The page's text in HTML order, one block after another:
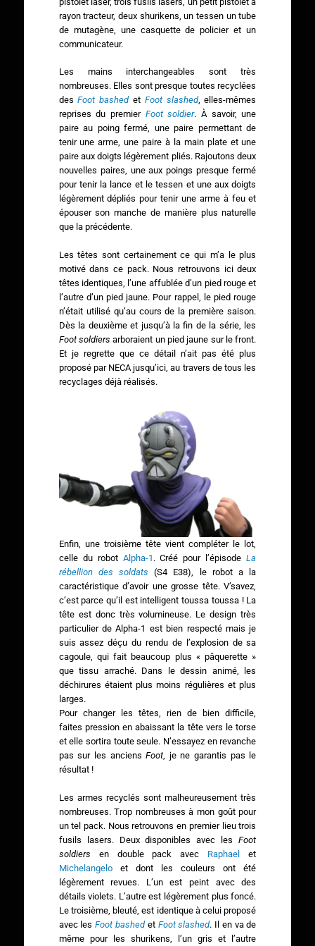
rayon tracteur, deux shurikens, un tessen un tube
de mutagène, une casquette de policier et un
communicateur.
Les mains interchangeables sont très
nombreuses. Elles sont presque toutes recyclées
desFoot bashedet Foot slashed, elles-mêmes
reprises du premier Foot soldier. À savoir, une
paire au poing fermé, une paire permettant de
tenir une arme, une paire à la main plate et une
paire aux doigts légèrement pliés. Rajoutons deux
nouvelles paires, une aux poings presque fermé
pour tenir la lance et le tessen et une aux doigts
légèrement dépliés pour tenir une arme à feu et
épouser son manche de manière plus naturelle
que la précédente.
Les têtes sont certainement ce qui m’a le plus
motivé dans ce pack. Nous retrouvons ici deux
têtes identiques, l’une affublée d’un pied rouge et
l’autre d’un pied jaune. Pour rappel, le pied rouge
n’était utilisé qu’au cours de la première saison.
Dès la deuxième et jusqu’à la fin de la série, les
Foot soldiers arboraient un pied jaune sur le front.
Et je regrette que ce détail n’ait pas été plus
proposé par NECA jusqu’ici, au travers de tous les
recyclages déjà réalisés.
Enfin, une troisième tête vient compléter le lot,
celle du robot Alpha-1 . Créé pour l’épisodeLa
rébellion des soldats (S4 E38), le robot a la
caractéristique d’avoir une grosse tête. V’savez,
c’est parce qu’il est intelligent toussa toussa ! La
tête est donc très volumineuse. Le design très
particulier de Alpha-1 est bien respecté mais je
suis assez déçu du rendu de l’explosion de sa
cagoule, qui fait beaucoup plus « pâquerette »
que tissu arraché. Dans le dessin animé, les
déchirures étaient plus moins régulières et plus
larges.
Pour changer les têtes, rien de bien difficile,
faites pression en abaissant la tête vers le torse
et elle sortira toute seule. N’essayez en revanche
pas sur les anciensFoot, je ne garantis pas le
résultat !
Les armes recyclés sont malheureusement très
nombreuses. Trop nombreuses à mon goût pour
un tel pack. Nous retrouvons en premier lieu trois
fusils lasers. Deux disponibles avec lesFoot
soldiers en double pack avec Raphael
et
Michelangeloet dont les couleurs ont été
légèrement revues. L’un est peint avec des
détails violets. L’autre est légèrement plus foncé.
Le troisième, bleuté, est identique à celui proposé
avec lesFoot bashedet Foot slashed. Il en va de
même pour les shurikens, l’un gris et l’autre